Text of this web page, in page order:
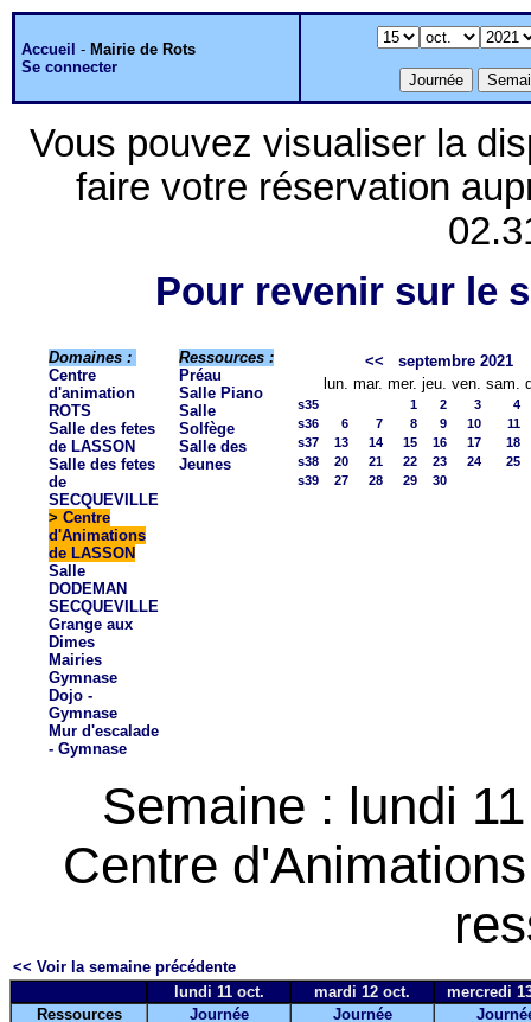
Accueil - Mairie de Rots
Se connecter
Vous pouvez visualiser la
faire votre réservation
Pour revenir sur le
Domaines :
Centre
d'animation
ROTS
Salle des fetes
de LASSON
Salle des fetes
de
SECQUEVILLE
> Centre
d'Animations
de LASSON
Salle
DODEMAN
SECQUEVILLE
Grange aux
Dimes
Mairies
Gymnase
Dojo -
Gymnase
Mur d'escalade
- Gymnase
Ressources :
Préau
Salle Piano
Salle
Solfège
Salle des
Jeunes
<<
septembre 2021
lun. mar. mer. jeu. ven. sam.
s35 1 2 3
4
s36
6 7 8 9 10
11
s37
13 14 15 16 17
18
s38
20 21 22 23 24
25
s39
27 28 29 30
Semaine : lundi
Centre
<< Voir la semaine précédente
lundi 11 oct.
mardi 12 oct.
mercredi
Ressources
Journée Journée